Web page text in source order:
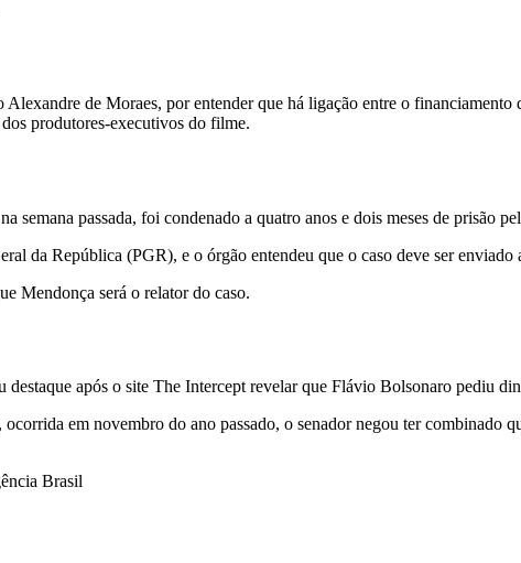
de Moraes, por entender que há ligação entre o
produtores-executivos do filme.
semana passada, foi condenado a quatro anos e dois meses de prisão
da República (PGR), e o órgão entendeu que o caso deve ser
Mendonça será o relator do caso.
após o site The Intercept revelar que Flávio Bolsonaro pediu
em novembro do ano passado, o senador negou ter combinado
Brasil